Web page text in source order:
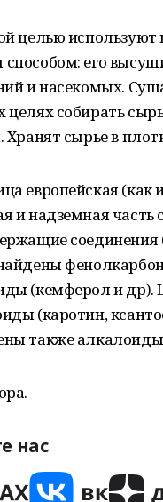
целью используют
его
и насекомых.
целях собирать
Хранят сырье в
европейская
и надземная
(кемферол и др).
(каротин,
также
нас